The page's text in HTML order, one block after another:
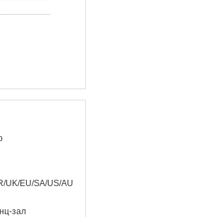
UK/EU/SA/US/AU
зал